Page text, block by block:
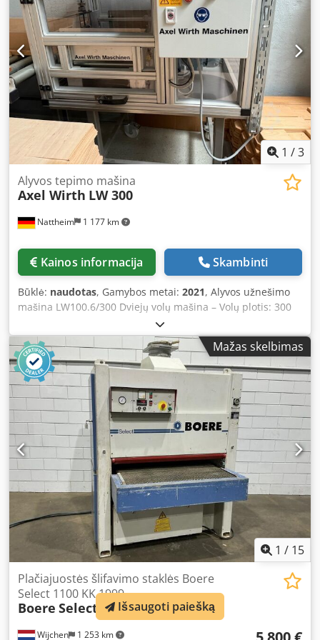
32 900 PLN Grynasis kainos: 7833 EUR, priklausomai nuo
4,2 EUR kurso (Kainos gali keistis dėl didesnių kursų
svyravimų)
1 /3
Nattheim 1 177 km
Alyvos tepimo mašina
Axel Wirth LW 300
Kainos informacija Skambinti
Būklė: naudotas, Gamybos metai: 2021, Alyvos užnešimo
mašina LW100.6/300 Dviejų volų mašina – Volų plotis: 300
mm Medžiagos praleidimas iki 80 mm Alyvos užnešimas
viršuje ir apačioje Perėjimo greitis reguliuojamas – apie 6–
35 m/min Variklis 0,37 kW, 400 V, 50 Hz. CE sertifikatas
Mašinos stalas Darbinis aukštis 900 mm, milteliniu būdu
dengtas Papildomas apsauginis gaubtas su reguliuojamu
pravažiavimo storiu, su organinio stiklo intarpu
Nevairuojama ritininė transportavimo juosta, ilgis 1300
mm Darbinis aukštis 900 mm Aukštis reguliuojamas
Sandėliavimo vieta: Nattheim Dsdpfx Aoxy Tmusncskr
Mažas skelbimas
1 / 15
Wijchen 1 253 km
Plačiajuostės šlifavimo staklės Boere
Select 1100 KK 1999
Boere Select 1100 KKIšsaugoti paiešką